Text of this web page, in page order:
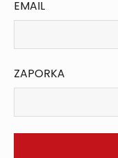
EMAIL
ZAPORKA